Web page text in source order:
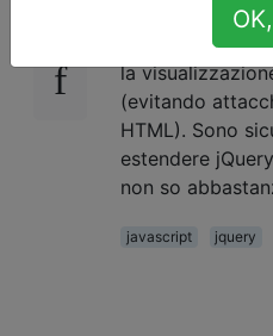
essere in grado
arbitraria e
la
(evitando
HTML). Sono
estendere
non so
javascript jquery